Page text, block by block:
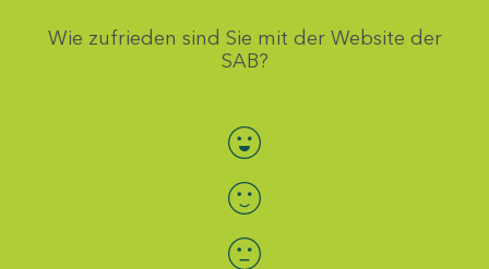
Wie zufrieden sind Sie mit der Website der
SAB?
Bewertung auswählen